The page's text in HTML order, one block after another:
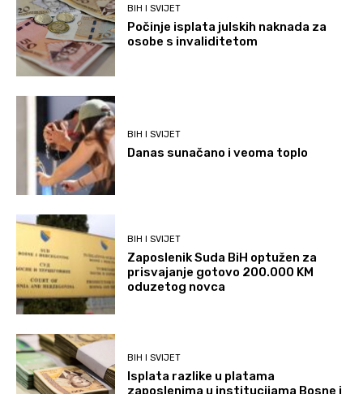
BIH I SVIJET
Počinje isplata julskih naknada za
osobe s invaliditetom
BIH I SVIJET
Danas sunačano i veoma toplo
BIH I SVIJET
Zaposlenik Suda BiH optužen za
prisvajanje gotovo 200.000 KM
oduzetog novca
BIH I SVIJET
Isplata razlike u platama
zaposlenima u institucijama Bosne i